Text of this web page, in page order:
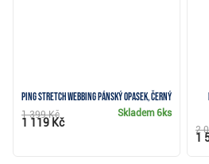
Ping Stretch Webbing pánský opasek, černý
Skladem6ks
1 399 Kč
1 119 Kč
2
1